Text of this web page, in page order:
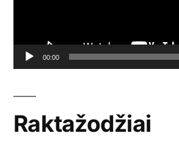
00:00
Raktažodžiai